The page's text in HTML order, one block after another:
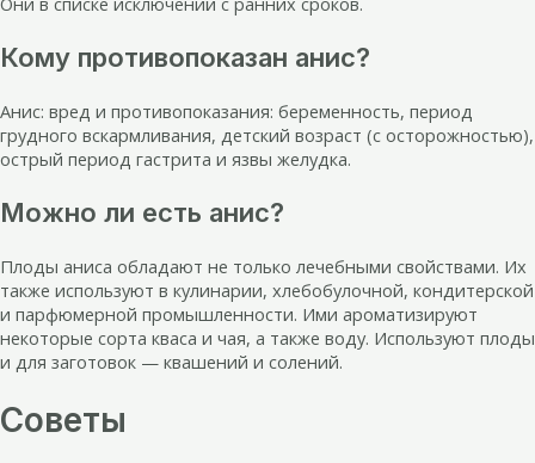
Кому противопоказан анис?
Анис: вред и противопоказания: беременность, период
грудного вскармливания, детский возраст (с осторожностью),
острый период гастрита и язвы желудка.
Можно ли есть анис?
Плоды аниса обладают не только лечебными свойствами. Их
также используют в кулинарии, хлебобулочной, кондитерской
и парфюмерной промышленности. Ими ароматизируют
некоторые сорта кваса и чая, а также воду. Используют плоды
и для заготовок — квашений и солений.
Советы